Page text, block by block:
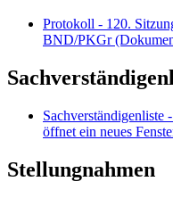
Protokoll - 120.
BND/PKGr
Sachverständigenliste
öffnet ein neues
Stellungnahmen